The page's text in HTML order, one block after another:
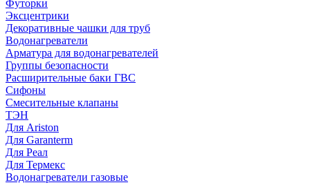
Футорки
Эксцентрики
Декоративные чашки для труб
Водонагреватели
Арматура для водонагревателей
Группы безопасности
Расширительные баки ГВС
Сифоны
Смесительные клапаны
ТЭН
Для Ariston
Для Garanterm
Для Реал
Для Термекс
Водонагреватели газовые